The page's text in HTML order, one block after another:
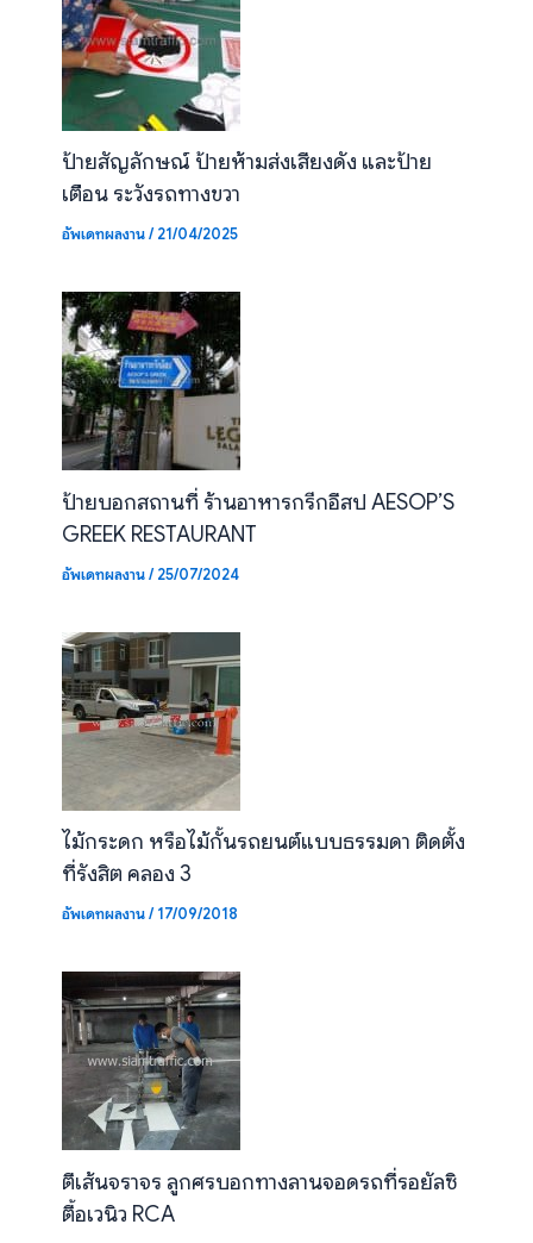
ป้ายสัญลักษณ์ ป้ายห้ามส่งเสียงดัง และป้าย
เตือน ระวังรถทางขวา
อัพเดทผลงาน/21/04/2025
ป้ายบอกสถานที่ ร้านอาหารกรีกอีสป AESOP’S
GREEK RESTAURANT
อัพเดทผลงาน/25/07/2024
ไม้กระดก หรือไม้กั้นรถยนต์แบบธรรมดา ติดตั้ง
ที่รังสิต คลอง 3
อัพเดทผลงาน/17/09/2018
ตีเส้นจราจร ลูกศรบอกทางลานจอดรถที่รอยัลซิ
ตี้อเวนิว RCA